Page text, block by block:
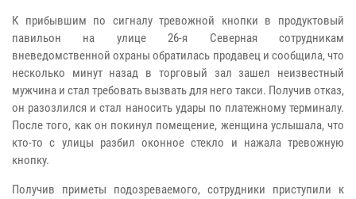
К прибывшим по сигналу тревожной кнопки в продуктовый
павильон на улице 26-я Северная сотрудникам
вневедомственной охраны обратилась продавец и сообщила, что
несколько минут назад в торговый зал зашел неизвестный
мужчина и стал требовать вызвать для него такси. Получив отказ,
он разозлился и стал наносить удары по платежному терминалу.
После того, как он покинул помещение, женщина услышала, что
кто-то с улицы разбил оконное стекло и нажала тревожную
кнопку.
Получив приметы подозреваемого, сотрудники приступили к